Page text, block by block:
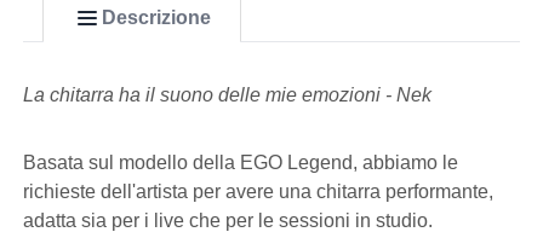
Descrizione
La chitarra ha il suono delle mie emozioni - Nek
Basata sul modello della EGO Legend, abbiamo le
richieste dell'artista per avere una chitarra performante,
adatta sia per i live che per le sessioni in studio.